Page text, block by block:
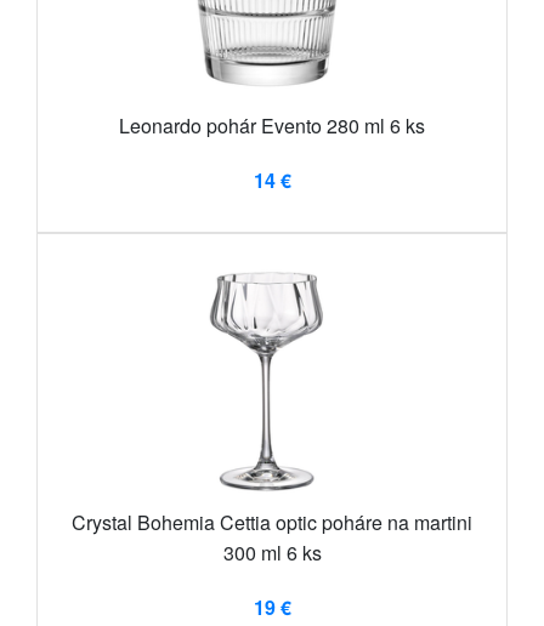
Leonardo pohár Evento 280 ml 6 ks
14 €
Crystal Bohemia Cettia optic poháre na martini
300 ml 6 ks
19 €